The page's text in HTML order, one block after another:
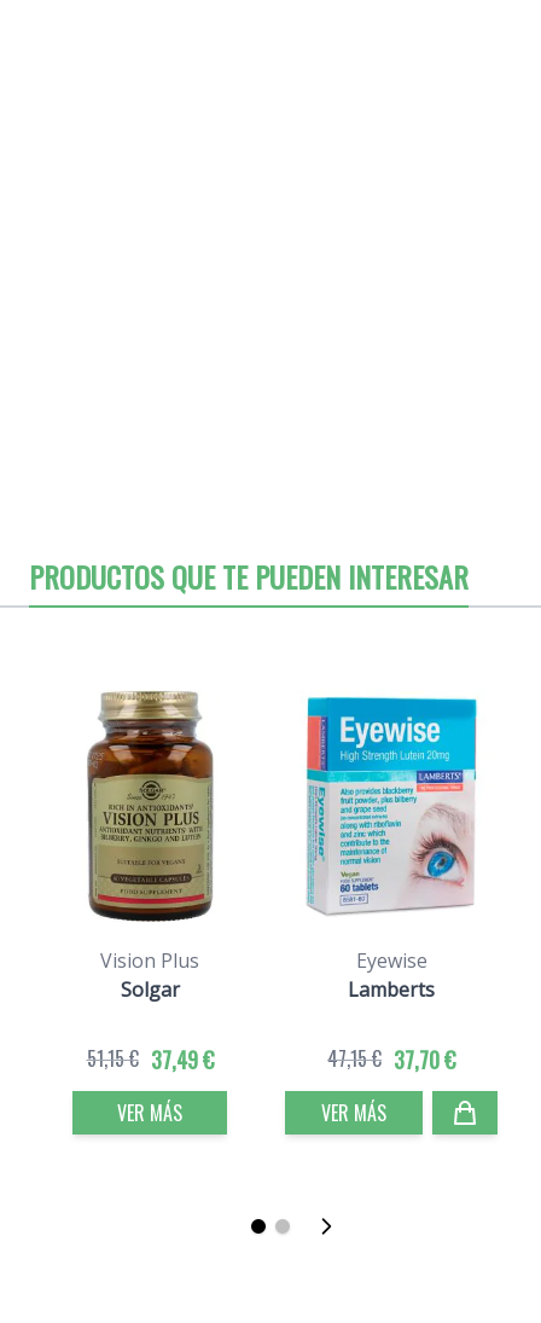
PRODUCTOS QUE TE PUEDEN INTERESAR
Vision Plus
Solgar
37,49 €
51,15 €
VER MÁS
Eyewise
Lamberts
37,70 €
47,15 €
VER MÁS